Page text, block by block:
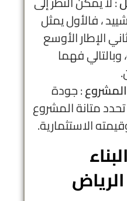
، فالأول يمثل
الإطار الأوسع
فهما
: جودة
تحدد متانة المشروع
الاستثمارية.